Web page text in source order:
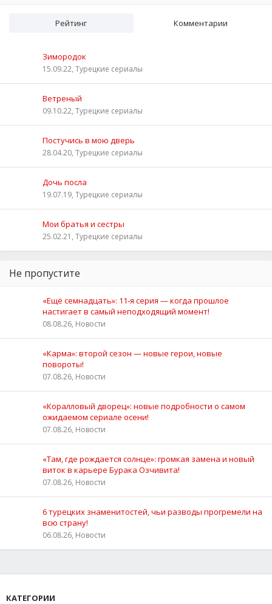
Рейтинг Комментарии
Зимородок
15.09.22, Турецкие сериалы
Ветреный
09.10.22, Турецкие сериалы
Постучись в мою дверь
28.04.20, Турецкие сериалы
Дочь посла
19.07.19, Турецкие сериалы
Мои братья и сестры
25.02.21, Турецкие сериалы
Не пропустите
«Ещё семнадцать»: 11‑я серия — когда прошлое
настигает в самый неподходящий момент!
08.08.26, Новости
«Карма»: второй сезон — новые герои, новые
повороты!
07.08.26, Новости
«Коралловый дворец»: новые подробности о самом
ожидаемом сериале осени!
07.08.26, Новости
«Там, где рождается солнце»: громкая замена и новый
виток в карьере Бурака Озчивита!
07.08.26, Новости
6 турецких знаменитостей, чьи разводы прогремели на
всю страну!
06.08.26, Новости
КАТЕГОРИИ